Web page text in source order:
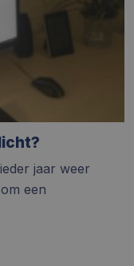
jaar weer
een